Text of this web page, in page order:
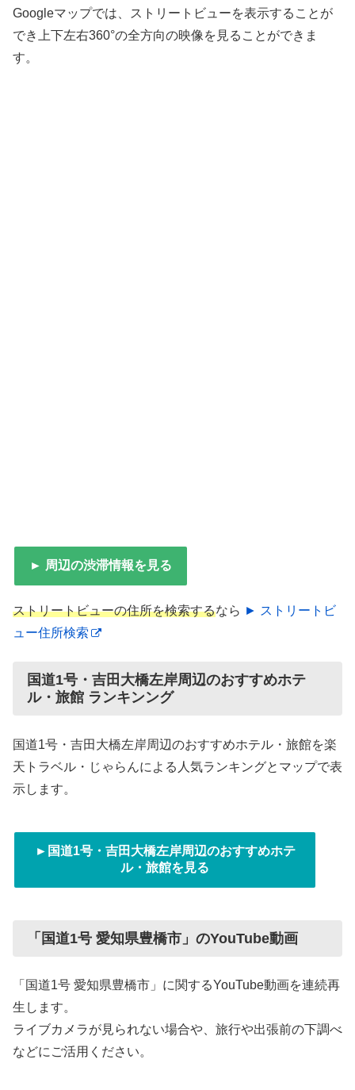
Googleマップでは、ストリートビューを表示することが
でき上下左右360°の全方向の映像を見ることができま
す。
► 周辺の渋滞情報を見る
ストリートビューの住所を検索するなら ► ストリートビ
ュー住所検索
国道1号・吉田大橋左岸周辺のおすすめホテ
ル・旅館 ランキンング
国道1号・吉田大橋左岸周辺のおすすめホテル・旅館を楽
天トラベル・じゃらんによる人気ランキングとマップで表
示します。
►国道1号・吉田大橋左岸周辺のおすすめホテ
ル・旅館を見る
「国道1号 愛知県豊橋市」のYouTube動画
「国道1号 愛知県豊橋市」に関するYouTube動画を連続再
生します。
ライブカメラが見られない場合や、旅行や出張前の下調べ
などにご活用ください。